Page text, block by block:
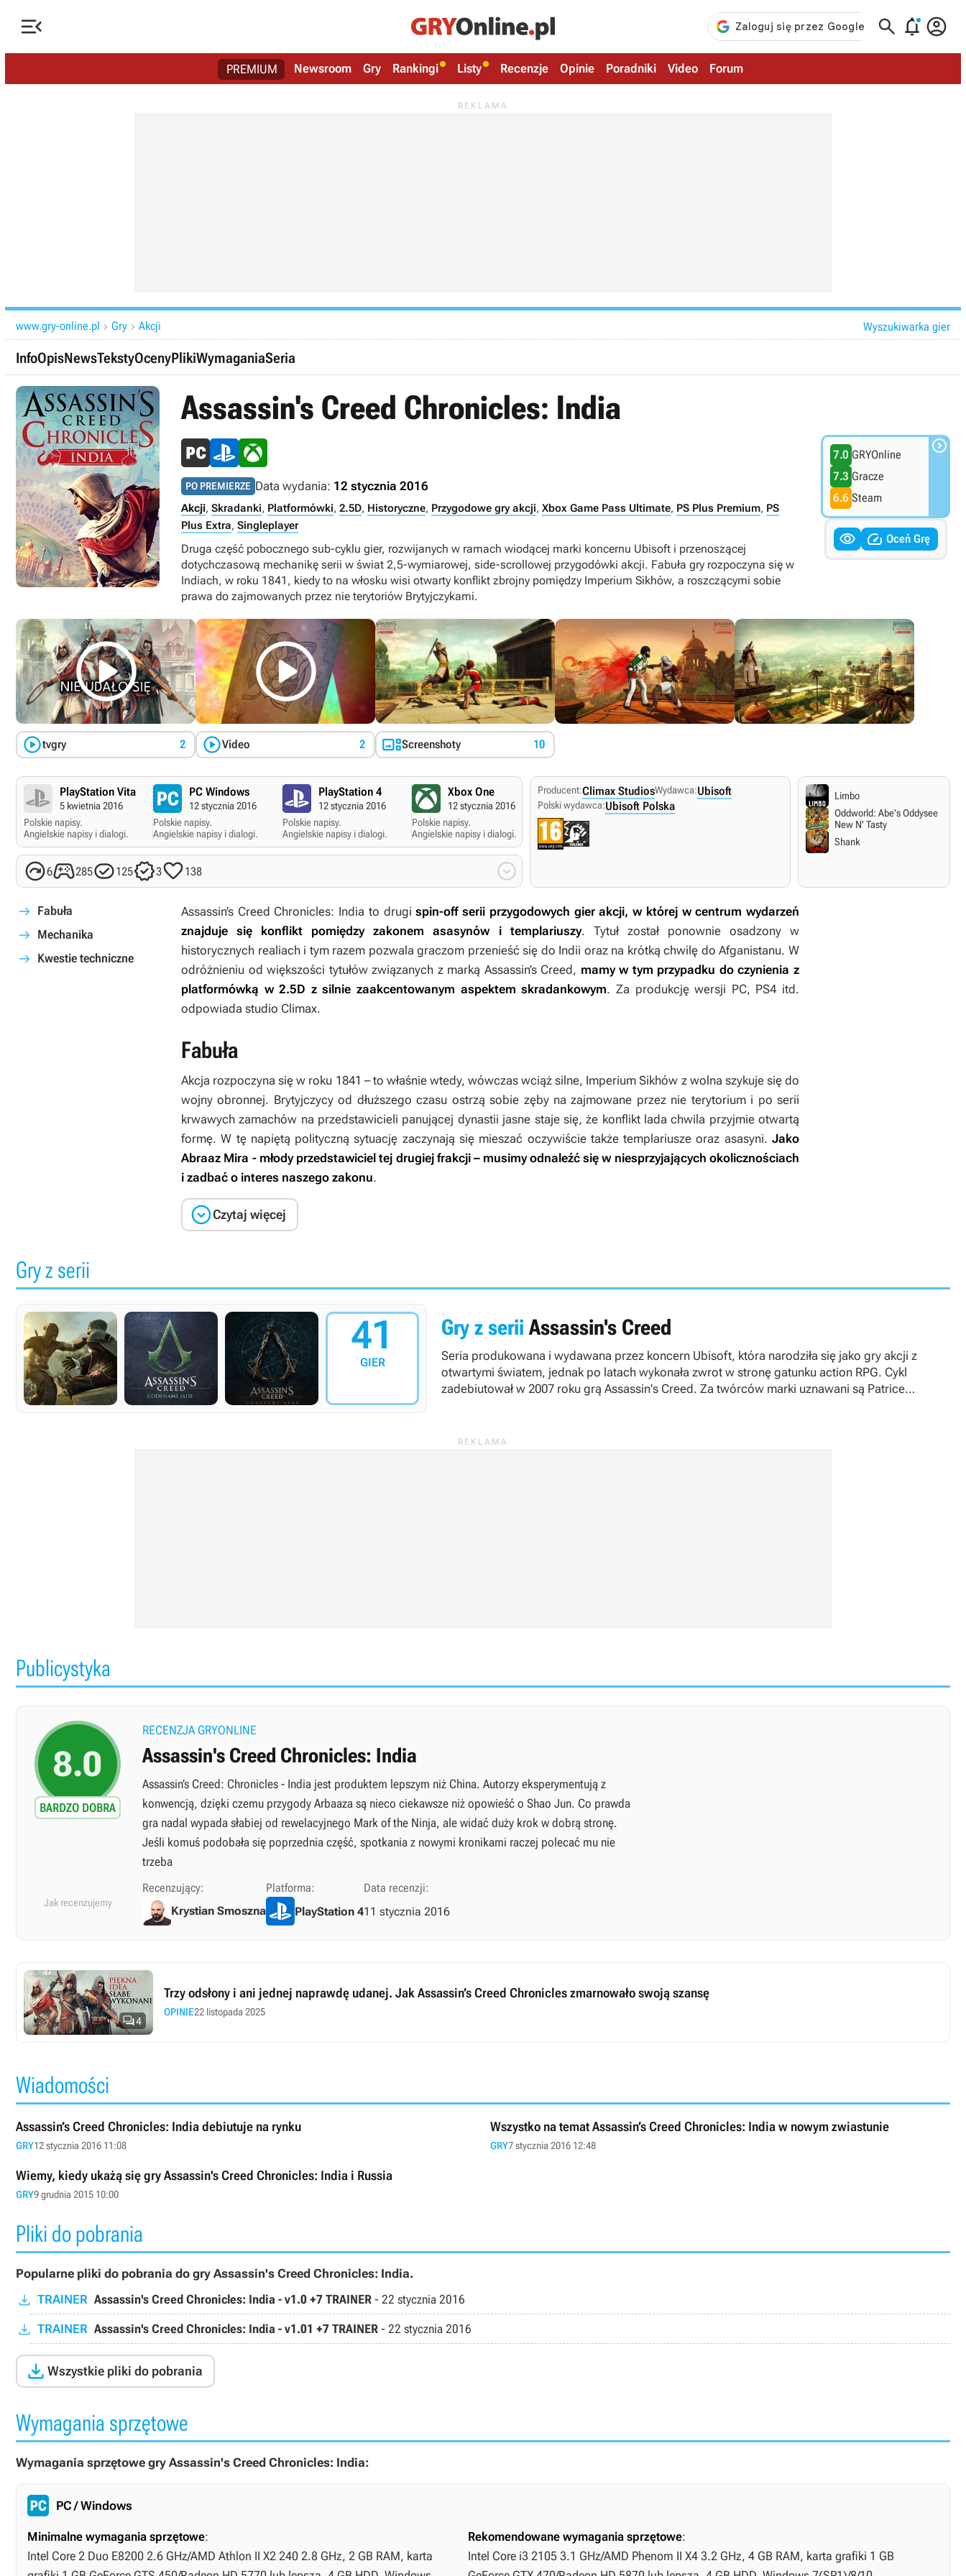
   
PREMIUM Newsroom Gry Rankingi Listy Recenzje Opinie Poradniki Video Forum
www.gry-online.pl  Gry  Akcji Wyszukiwarka gier
InfoOpisNewsTekstyOcenyPlikiWymaganiaSeria
Assassin's Creed Chronicles: India
PO PREMIERZE Data wydania: 12 stycznia 2016
Akcji, Skradanki, Platformówki, 2.5D, Historyczne, Przygodowe gry akcji, Xbox Game Pass Ultimate, PS Plus Premium, PS
Plus Extra, Singleplayer
Druga część pobocznego sub-cyklu gier, rozwijanych w ramach wiodącej marki koncernu Ubisoft i przenoszącej
dotychczasową mechanikę serii w świat 2,5-wymiarowej, side-scrollowej przygodówki akcji. Fabuła gry rozpoczyna się w
Indiach, w roku 1841, kiedy to na włosku wisi otwarty konflikt zbrojny pomiędzy Imperium Sikhów, a roszczącymi sobie
prawa do zajmowanych przez nie terytoriów Brytyjczykami.
7.0 GRYOnline
7.3 Gracze
6.6 Steam

  Oceń Grę

tvgry 2

Video 2 Screenshoty 10
PlayStation Vita
5 kwietnia 2016
Polskie napisy.
Angielskie napisy i dialogi.
PC Windows
12 stycznia 2016
Polskie napisy.
Angielskie napisy i dialogi.
PlayStation 4
12 stycznia 2016
Polskie napisy.
Angielskie napisy i dialogi.
Xbox One
12 stycznia 2016
Polskie napisy.
Angielskie napisy i dialogi.
62851253138 
Producent:Climax StudiosWydawca:Ubisoft
Polski wydawca:Ubisoft Polska
Limbo
Oddworld: Abe's Oddysee
New N' Tasty
Shank
Fabuła
Mechanika
Kwestie techniczne
Assassin’s Creed Chronicles: India to drugispin-off serii przygodowych gier akcji, w której w centrum wydarzeń
znajduje się konflikt pomiędzy zakonem asasynów i templariuszy. Tytuł został ponownie osadzony w
historycznych realiach i tym razem pozwala graczom przenieść się do Indii oraz na krótką chwilę do Afganistanu. W
odróżnieniu od większości tytułów związanych z marką Assassin’s Creed, mamy w tym przypadku do czynienia z
platformówką w 2.5D z silnie zaakcentowanym aspektem skradankowym. Za produkcję wersji PC, PS4 itd.
odpowiada studio Climax.
Fabuła
Akcja rozpoczyna się w roku 1841 – to właśnie wtedy, wówczas wciąż silne, Imperium Sikhów z wolna szykuje się do
wojny obronnej. Brytyjczycy od dłuższego czasu ostrzą sobie zęby na zajmowane przez nie terytorium i po serii
krwawych zamachów na przedstawicieli panującej dynastii jasne staje się, że konflikt lada chwila przyjmie otwartą
formę. W tę napiętą polityczną sytuację zaczynają się mieszać oczywiście także templariusze oraz asasyni. Jako
Abraaz Mira - młody przedstawiciel tej drugiej frakcji – musimy odnaleźć się w niesprzyjających okolicznościach
i zadbać o interes naszego zakonu.
Czytaj więcej
Gry z serii
41
GIER
Gry z serii Assassin's Creed
Seria produkowana i wydawana przez koncern Ubisoft, która narodziła się jako gry akcji z
otwartymi światem, jednak po latach wykonała zwrot w stronę gatunku action RPG. Cykl
zadebiutował w 2007 roku grą Assassin's Creed. Za twórców marki uznawani są Patrice
Publicystyka
8.0
BARDZO DOBRA
RECENZJA GRYONLINE
Assassin's Creed Chronicles: India
Assassin’s Creed: Chronicles - India jest produktem lepszym niż China. Autorzy eksperymentują z
konwencją, dzięki czemu przygody Arbaaza są nieco ciekawsze niż opowieść o Shao Jun. Co prawda
gra nadal wypada słabiej od rewelacyjnego Mark of the Ninja, ale widać duży krok w dobrą stronę.
Jeśli komuś podobała się poprzednia część, spotkania z nowymi kronikami raczej polecać mu nie
trzeba
Jak recenzujemy
Recenzujący:
Krystian Smoszna
Platforma:
PlayStation 4
Data recenzji:
11 stycznia 2016
4
Trzy odsłony i ani jednej naprawdę udanej. Jak Assassin’s Creed Chronicles zmarnowało swoją szansę
OPINIE22 listopada 2025
Wiadomości
Assassin’s Creed Chronicles: India debiutuje na rynku
GRY12 stycznia 2016 11:08
Wszystko na temat Assassin’s Creed Chronicles: India w nowym zwiastunie
GRY7 stycznia 2016 12:48
Wiemy, kiedy ukażą się gry Assassin's Creed Chronicles: India i Russia
GRY9 grudnia 2015 10:00
Pliki do pobrania
Popularne pliki do pobrania do gry Assassin's Creed Chronicles: India.
TRAINER Assassin's Creed Chronicles: India - v1.0 +7 TRAINER - 22 stycznia 2016
TRAINER Assassin's Creed Chronicles: India - v1.01 +7 TRAINER - 22 stycznia 2016
 Wszystkie pliki do pobrania
Wymagania sprzętowe
Wymagania sprzętowe gry Assassin's Creed Chronicles: India:
PC / Windows
Minimalne wymagania sprzętowe:
Intel Core 2 Duo E8200 2.6 GHz/AMD Athlon II X2 240 2.8 GHz, 2 GB RAM, karta
Rekomendowane wymagania sprzętowe:
Intel Core i3 2105 3.1 GHz/AMD Phenom II X4 3.2 GHz, 4 GB RAM, karta grafiki 1 GB